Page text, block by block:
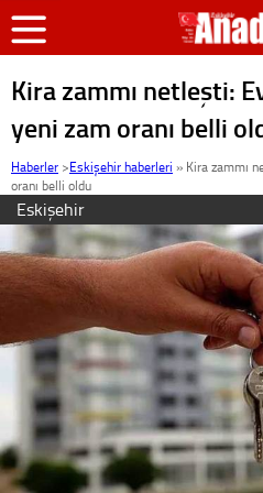
Kira zammı netleşti:
yeni zam oranı belli
Haberler >Eskişehir haberleri » Kira zammı
oranı belli oldu
Eskişehir